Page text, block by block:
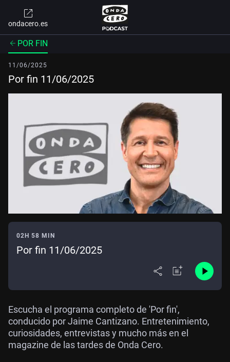
ondacero.es
POR FIN
11/06/2025
Por fin 11/06/2025
02H 58 MIN
Por fin 11/06/2025
Escucha el programa completo de 'Por fin',
conducido por Jaime Cantizano. Entretenimiento,
curiosidades, entrevistas y mucho más en el
magazine de las tardes de Onda Cero.